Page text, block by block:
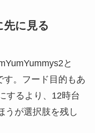
先に見る
と
す。フード目的もあ
するより、12時台
うが選択肢を残し